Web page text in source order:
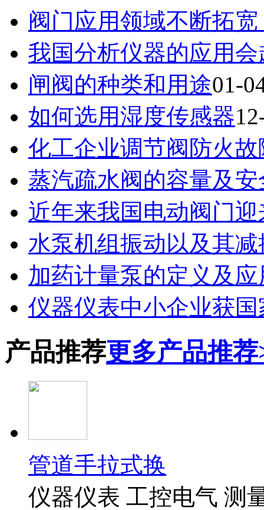
阀门应用领域不断拓
我国分析仪器的应用
闸阀的种类和用途01-
如何选用湿度传感器
化工企业调节阀防火
蒸汽疏水阀的容量及
近年来我国电动阀门
水泵机组振动以及其
加药计量泵的定义及
仪器仪表中小企业获
产品推荐更多产品推荐
管道手拉式换
仪器仪表 工控电气 测